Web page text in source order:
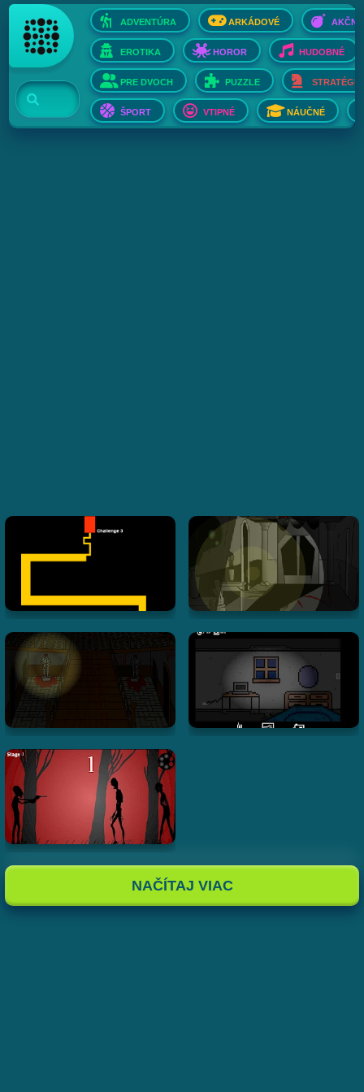
ADVENTÚRA ARKÁDOVÉ AKČNÉ
EROTIKA HOROR HUDOBNÉ
PRE DVOCH PUZZLE STRATÉGIE
ŠPORT VTIPNÉ NÁUČNÉ
NAČÍTAJ VIAC